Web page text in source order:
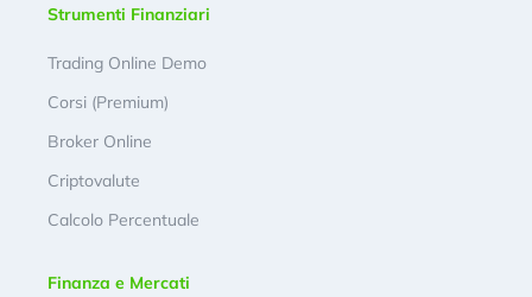
Strumenti Finanziari
Trading Online Demo
Corsi (Premium)
Broker Online
Criptovalute
Calcolo Percentuale
Finanza e Mercati